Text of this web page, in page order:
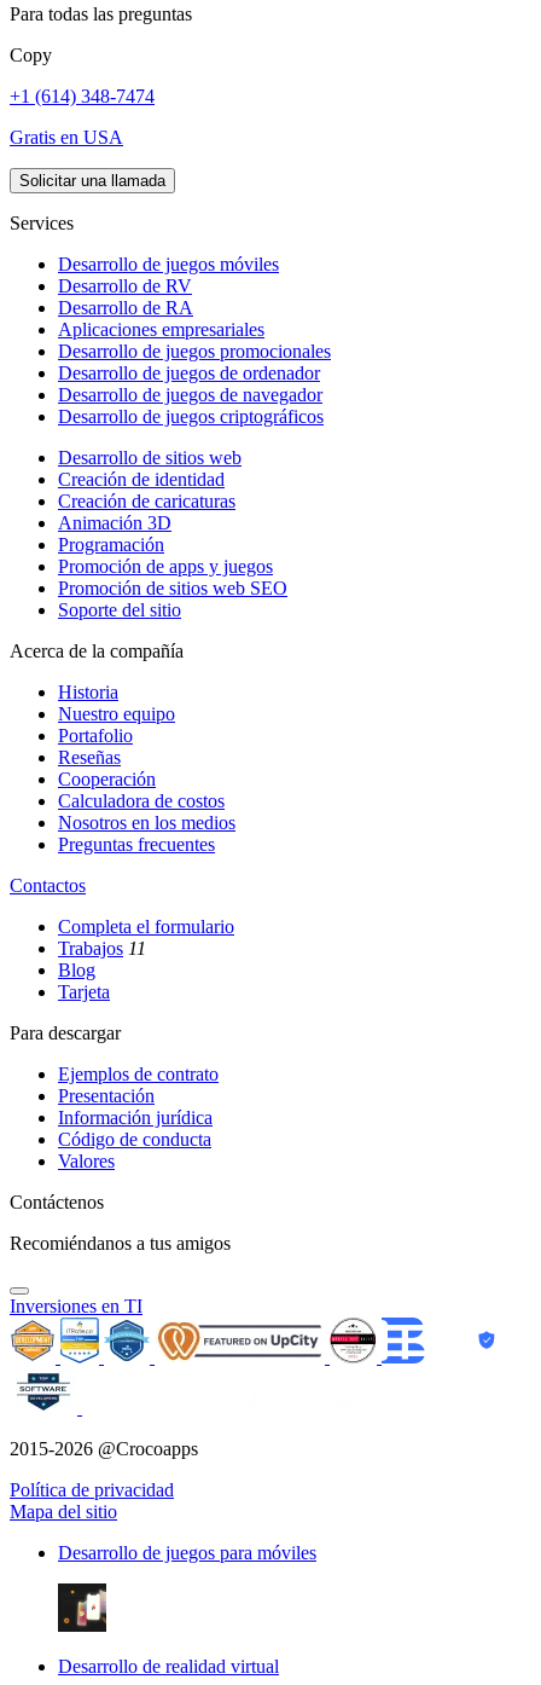
Para todas las preguntas
Copy
+1 (614) 348-7474
Gratis en USA
Solicitar una llamada
Services
Desarrollo de juegos móviles
Desarrollo de RV
Desarrollo de RA
Aplicaciones empresariales
Desarrollo de juegos promocionales
Desarrollo de juegos de ordenador
Desarrollo de juegos de navegador
Desarrollo de juegos criptográficos
Desarrollo de sitios web
Creación de identidad
Creación de caricaturas
Animación 3D
Programación
Promoción de apps y juegos
Promoción de sitios web SEO
Soporte del sitio
Acerca de la compañía
Historia
Nuestro equipo
Portafolio
Reseñas
Cooperación
Calculadora de costos
Nosotros en los medios
Preguntas frecuentes
Contactos
Completa el formulario
Trabajos 11
Blog
Tarjeta
Para descargar
Ejemplos de contrato
Presentación
Información jurídica
Código de conducta
Valores
Contáctenos
Recomiéndanos a tus amigos
Inversiones en TI
2015-2026 @Crocoapps
Política de privacidad
Mapa del sitio
Desarrollo de juegos para móviles
Desarrollo de realidad virtual